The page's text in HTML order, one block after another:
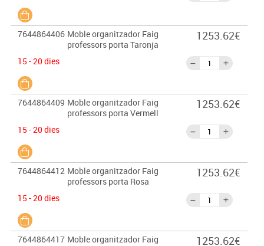
7644864406 Moble organitzador Faig
professors porta Taronja
15 - 20 dies
1253.62€
7644864409 Moble organitzador Faig
professors porta Vermell
15 - 20 dies
1253.62€
7644864412 Moble organitzador Faig
professors porta Rosa
15 - 20 dies
1253.62€
7644864417 Moble organitzador Faig
1253.62€